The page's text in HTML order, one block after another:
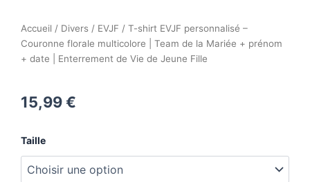
Accueil / Divers / EVJF / T-shirt EVJF personnalisé –
Couronne florale multicolore | Team de la Mariée + prénom
+ date | Enterrement de Vie de Jeune Fille
15,99€
Taille
quantité
T-